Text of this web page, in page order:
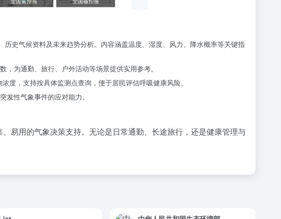
史气候资料及未来趋势分析。内容涵盖温度、湿度、风力、降水概率等关键指
为通勤、旅行、户外活动等场景提供实用参考。
度，支持按具体监测点查询，便于居民评估呼吸健康风险。
发性气象事件的应对能力。
易用的气象决策支持。无论是日常通勤、长途旅行，还是健康管理与